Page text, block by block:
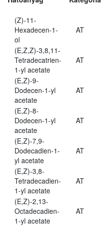
(Z)-11-
Hexadecen-1-
ol
AT
(E,Z,Z)-3,8,11-
Tetradecatrien-
1-yl acetate
AT
(E,Z)-9-
Dodecen-1-yl
acetate
AT
(E,Z)-8-
Dodecen-1-yl
acetate
AT
(E,Z)-7,9-
Dodecadien-1-
yl acetate
AT
(E,Z)-3,8-
Tetradecadien-
1-yl acetate
AT
(E,Z)-2,13-
Octadecadien-
1-yl acetate
AT